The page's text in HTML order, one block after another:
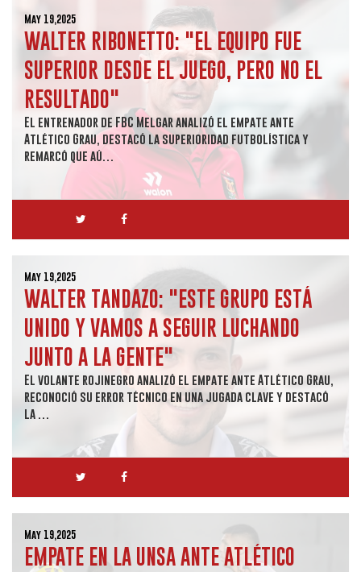
May 19,2025
WALTER RIBONETTO: "EL EQUIPO FUE
SUPERIOR DESDE EL JUEGO, PERO NO EL
RESULTADO"
El entrenador de FBC Melgar analizó el empate ante
Atlético Grau, destacó la superioridad futbolística y
remarcó que aú…
May 19,2025
WALTER TANDAZO: "ESTE GRUPO ESTÁ
UNIDO Y VAMOS A SEGUIR LUCHANDO
JUNTO A LA GENTE"
El volante rojinegro analizó el empate ante Atlético Grau,
reconoció su error técnico en una jugada clave y destacó
la …
May 19,2025
EMPATE EN LA UNSA ANTE ATLÉTICO